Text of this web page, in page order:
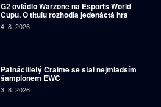
G2 ovládlo Warzone na Esports World
Cupu. O titulu rozhodla jedenáctá hra
4. 8. 2026
Patnáctiletý Craime se stal nejmladším
šampionem EWC
3. 8. 2026